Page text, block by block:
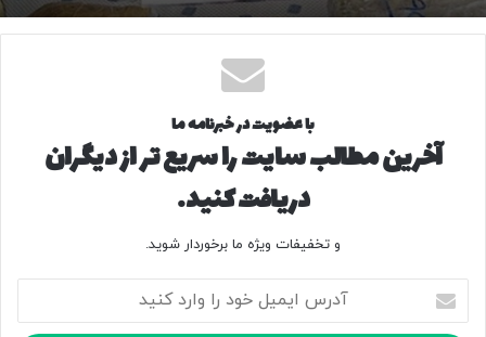
بیشتر از مرگ‌های مرتبط با گرما هستند. با این حال، گرمای شدید
به‌سرعت در حال تبدیل شدن به یک تهدید بزرگ‌تر است و در برخی
مناطق، به‌ویژه اروپا، شمار قربانیان آن رو به افزایش است.
با عضویت در خبرنامه ما
آخرین مطالب سایت را سریع تر از دیگران
دریافت کنید.
و تخفیفات ویژه ما برخوردار شوید.